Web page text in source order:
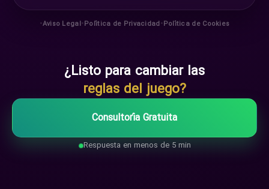
•Aviso Legal•Política de Privacidad•Política de Cookies
¿Listo para cambiar las
reglas del juego?
Consultoría Gratuita
Respuesta en menos de 5 min